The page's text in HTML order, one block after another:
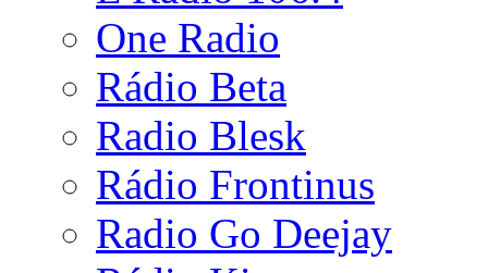
One Radio
Rádio Beta
Radio Blesk
Rádio Frontinus
Radio Go Deejay